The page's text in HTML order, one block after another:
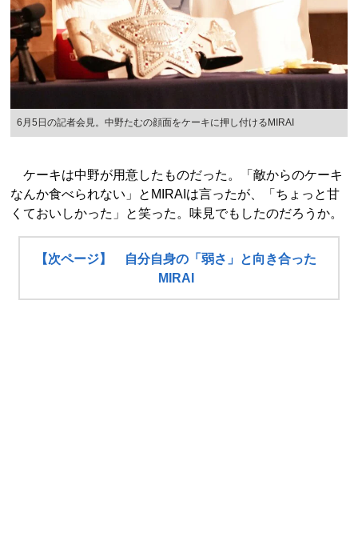
6月5日の記者会見。中野たむの顔面をケーキに押し付けるMIRAI
ケーキは中野が用意したものだった。「敵からのケーキ
なんか食べられない」とMIRAIは言ったが、「ちょっと甘
くておいしかった」と笑った。味見でもしたのだろうか。
【次ページ】 自分自身の「弱さ」と向き合った
MIRAI